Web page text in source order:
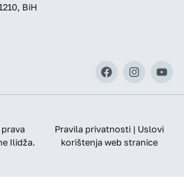
BiH
Ilidža.
Pravila privatnosti | Uslovi
korištenja web stranice